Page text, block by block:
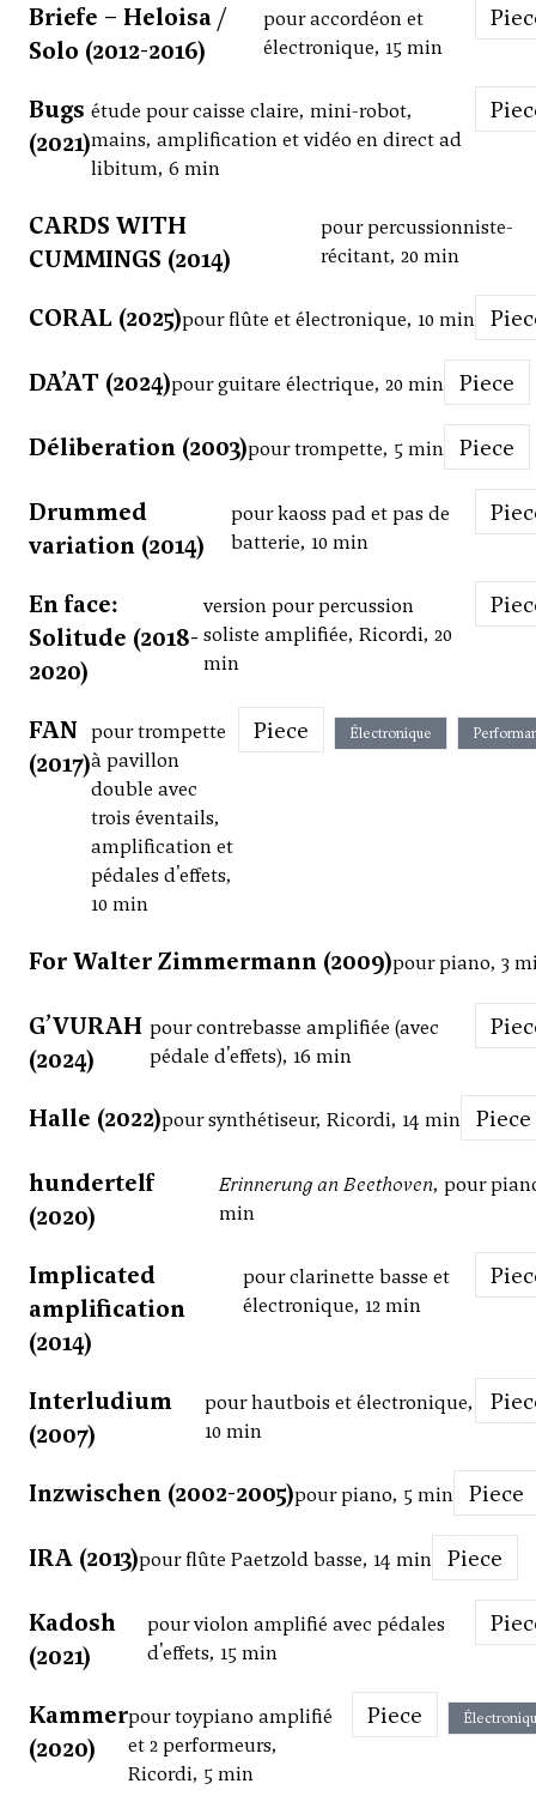
Briefe – Heloisa /
Solo (2012-2016)
pour accordéon et
électronique, 15 min
Bugs
(2021)
étude pour caisse claire, mini-robot,
mains, amplification et vidéo en direct ad
libitum, 6 min
CARDS WITH
CUMMINGS (2014)
pour percussionniste-
récitant, 20 min
CORAL (2025)pour flûte et électronique, 10 min
DA’AT (2024)pour guitare électrique, 20 min Piece
Déliberation (2003)pour trompette, 5 min Piece
Drummed
variation (2014)
pour kaoss pad et pas de
batterie, 10 min
En face:
Solitude (2018-
2020)
version pour percussion
soliste amplifiée, Ricordi, 20
min
FAN
(2017)
pour trompette
à pavillon
double avec
trois éventails,
amplification et
pédales d'effets,
10 min
Piece Électronique
For Walter Zimmermann (2009)pour piano, 3
G’VURAH
(2024)
pour contrebasse amplifiée (avec
pédale d'effets), 16 min
Halle (2022)pour synthétiseur, Ricordi, 14 min Piece
hundertelf
(2020)
Erinnerung an Beethoven, pour
min
Implicated
amplification
(2014)
pour clarinette basse et
électronique, 12 min
Interludium
(2007)
pour hautbois et électronique,
10 min
Inzwischen (2002-2005)pour piano, 5 min Piece
IRA (2013)pour flûte Paetzold basse, 14 min Piece
Kadosh
(2021)
pour violon amplifié avec pédales
d'effets, 15 min
Kammer
(2020)
pour toypiano amplifié
et 2 performeurs,
Ricordi, 5 min
Piece